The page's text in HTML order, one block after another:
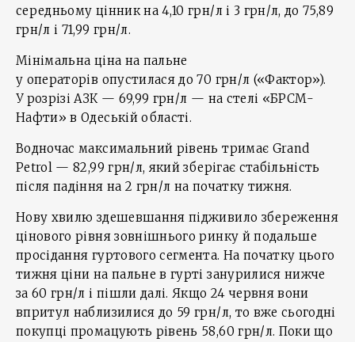
середньому цінник на 4,10 грн/л і 3 грн/л, до 75,89
грн/л і 71,99 грн/л.
Мінімальна ціна на пальне
у операторів опустилася до 70 грн/л («Фактор»).
У розрізі АЗК — 69,99 грн/л — на стелі «БРСМ-
Нафти» в Одеській області.
Водночас максимальний рівень тримає Grand
Petrol — 82,99 грн/л, який зберігає стабільність
після падіння на 2 грн/л на початку тижня.
Нову хвилю здешевшання підживило збереження
цінового рівня зовнішнього ринку й подальше
просідання гуртового сегмента. На початку цього
тижня ціни на пальне в гурті занурилися нижче
за 60 грн/л і пішли далі. Якщо 24 червня вони
впритул наблизилися до 59 грн/л, то вже сьогодні
покупці промацують рівень 58,60 грн/л. Поки що